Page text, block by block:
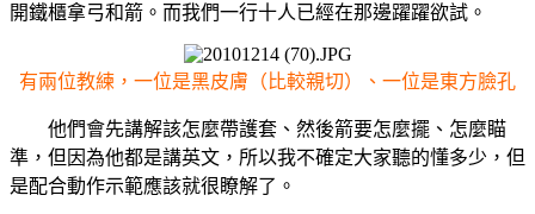
開鐵櫃拿弓和箭。而我們一行十人已經在那邊躍躍欲試。
有兩位教練，一位是黑皮膚（比較親切）、一位是東方臉孔
他們會先講解該怎麼帶護套、然後箭要怎麼擺、怎麼瞄
準，但因為他都是講英文，所以我不確定大家聽的懂多少，但
是配合動作示範應該就很瞭解了。